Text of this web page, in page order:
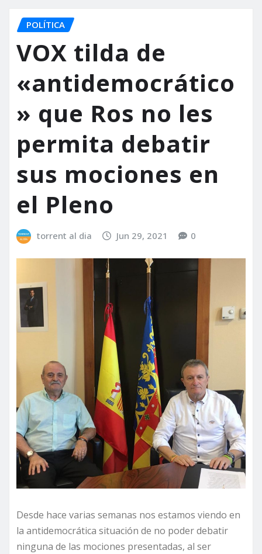
POLÍTICA
VOX tilda de
«antidemocrático
» que Ros no les
permita debatir
sus mociones en
el Pleno
torrent al dia Jun 29, 2021 0
Desde hace varias semanas nos estamos viendo en
la antidemocrática situación de no poder debatir
ninguna de las mociones presentadas, al ser